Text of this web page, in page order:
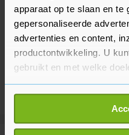
apparaat op te slaan en te
gepersonaliseerde
advertenties en content,
productontwikkeling. U
gebruikt en met welke
Als u het toestaat, willen
Informatie
locatie, die tot een